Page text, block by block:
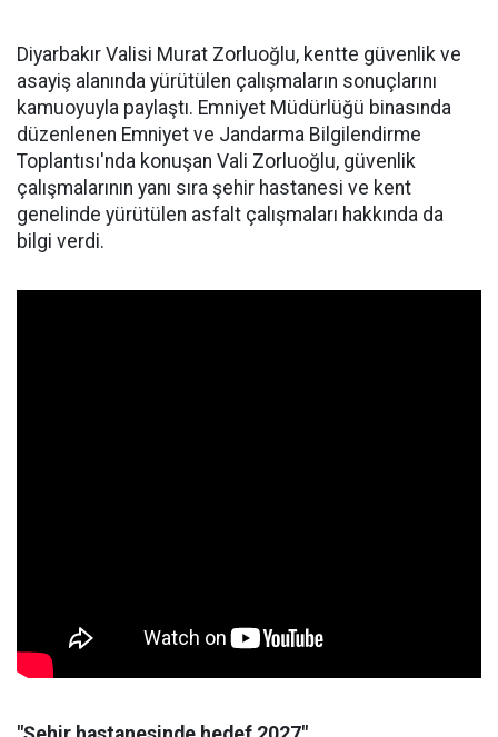
Diyarbakır Valisi Murat Zorluoğlu, kentte güvenlik ve
asayiş alanında yürütülen çalışmaların sonuçlarını
kamuoyuyla paylaştı. Emniyet Müdürlüğü binasında
düzenlenen Emniyet ve Jandarma Bilgilendirme
Toplantısı'nda konuşan Vali Zorluoğlu, güvenlik
çalışmalarının yanı sıra şehir hastanesi ve kent
genelinde yürütülen asfalt çalışmaları hakkında da
bilgi verdi.